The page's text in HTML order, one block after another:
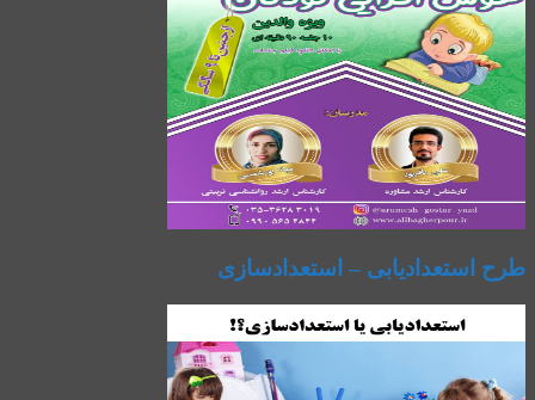
طرح استعدادیابی – استعدادسازی